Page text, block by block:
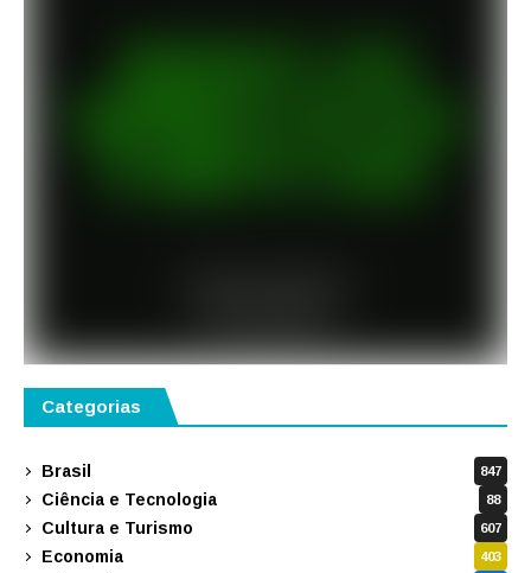
Categorias
Brasil 847
Ciência e Tecnologia 88
Cultura e Turismo 607
Economia 403